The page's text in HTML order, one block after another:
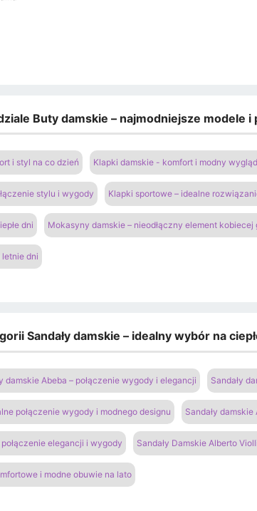
Buty damskie – najmodniejsze modele
i styl na co dzień Klapki damskie - komfort i modny
stylu i wygody Klapki sportowe – idealne
dni Mokasyny damskie – nieodłączny element kobiecej
dni
Sandały damskie – idealny wybór na
damskie Abeba – połączenie wygody i elegancji Sandały
połączenie wygody i modnego designu Sandały
elegancji i wygody Sandały Damskie Alberto
i modne obuwie na lato